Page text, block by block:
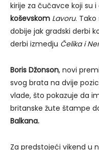
kirije za čučavce koji su
koševskom Lavoru.
dobije jak gradski derbi
derbi izmedju Čelika i
Boris Džonson, novi
svog brata na dvije
vlade, što pokazuje da
britanske žute štampe
Balkana.
Za predstojeći vikend u